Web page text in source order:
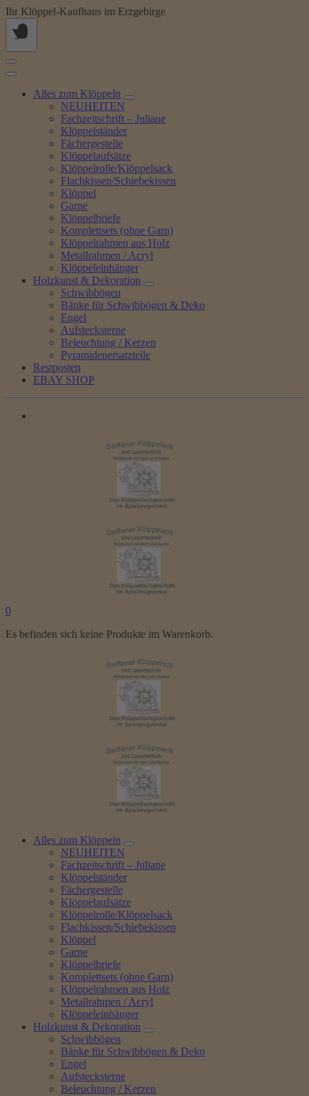
Springe
zum
Inhalt
Ihr Klöppel-Kaufhaus im Erzgebirge
Alles zum Klöppeln
NEUHEITEN
Fachzeitschrift – Juliane
Klöppelständer
Fächergestelle
Klöppelaufsätze
Klöppelrolle/Klöppelsack
Flachkissen/Schiebekissen
Klöppel
Garne
Klöppelbriefe
Komplettsets (ohne Garn)
Klöppelrahmen aus Holz
Metallrahmen / Acryl
Klöppeleinhänger
Holzkunst & Dekoration
Schwibbögen
Bänke für Schwibbögen & Deko
Engel
Aufstecksterne
Beleuchtung / Kerzen
Pyramidenersatzteile
Restposten
EBAY SHOP
0
Es befinden sich keine Produkte im Warenkorb.
Alles zum Klöppeln
NEUHEITEN
Fachzeitschrift – Juliane
Klöppelständer
Fächergestelle
Klöppelaufsätze
Klöppelrolle/Klöppelsack
Flachkissen/Schiebekissen
Klöppel
Garne
Klöppelbriefe
Komplettsets (ohne Garn)
Klöppelrahmen aus Holz
Metallrahmen / Acryl
Klöppeleinhänger
Holzkunst & Dekoration
Schwibbögen
Bänke für Schwibbögen & Deko
Engel
Aufstecksterne
Beleuchtung / Kerzen